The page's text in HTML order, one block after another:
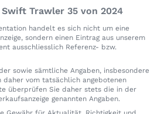
Trawler 35 von 2024
handelt es sich nicht um eine
sondern einen Eintrag aus unserem
ausschliesslich Referenz- bzw.
sowie sämtliche Angaben, insbesondere
daher vom tatsächlich angebotenen
überprüfen Sie daher stets die in der
genannten Angaben.